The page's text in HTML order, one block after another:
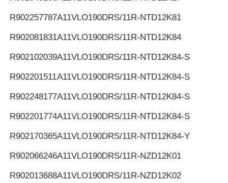
R902257787A11VLO190DRS/11R-NTD12K81
R902081831A11VLO190DRS/11R-NTD12K84
R902102039A11VLO190DRS/11R-NTD12K84-S
R902201511A11VLO190DRS/11R-NTD12K84-S
R902248177A11VLO190DRS/11R-NTD12K84-S
R902201774A11VLO190DRS/11R-NTD12K84-S
R902170365A11VLO190DRS/11R-NTD12K84-Y
R902066246A11VLO190DRS/11R-NZD12K01
R902013688A11VLO190DRS/11R-NZD12K02